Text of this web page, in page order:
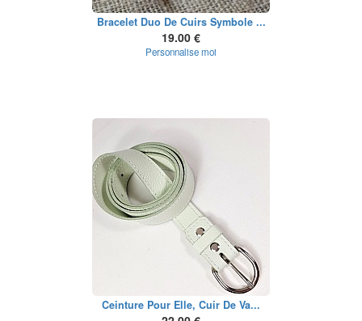
Bracelet Duo De Cuirs Symbole ...
19.00 €
Personnalise moi
Ceinture Pour Elle, Cuir De Va...